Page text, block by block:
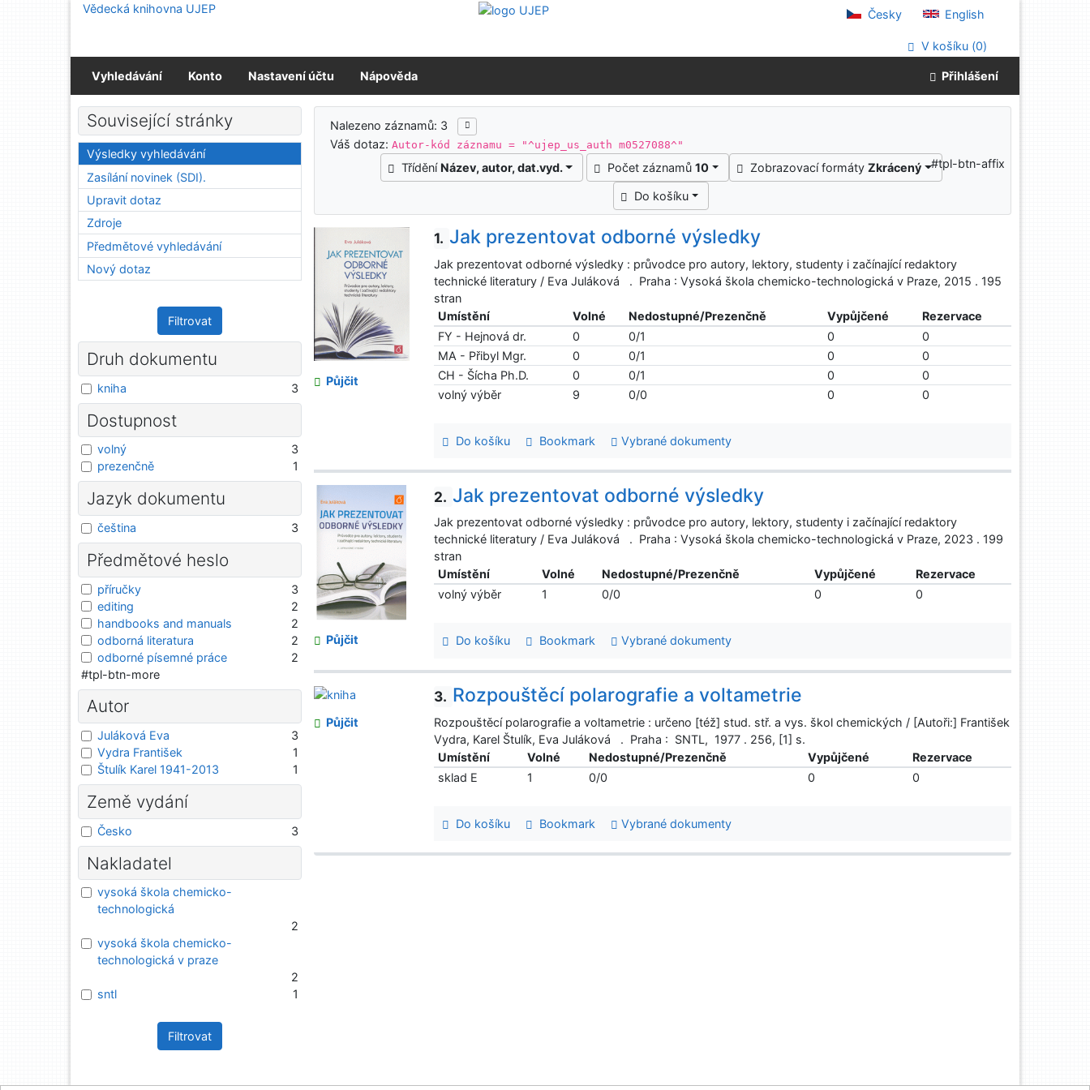
Přejít na obsah
Vědecká knihovna UJEP Česky English
V košíku (0)
Vyhledávání Konto Nastavení účtu Nápověda Přihlášení
Výsledky vyhledávání
Nalezeno záznamů: 3
Váš dotaz:Autor-kód záznamu = "^ujep_us_auth m0527088^"
Třídění Název, autor, dat.vyd. Počet záznamů10 Zobrazovací formátyZkrácený
Do košíku
#tpl-btn-affix
1. Jak prezentovat odborné výsledky
Jak prezentovat odborné výsledky : průvodce pro autory, lektory, studenty i začínající redaktory
technické literatury / Eva Juláková . Praha : Vysoká škola chemicko-technologická v Praze, 2015 . 195
stran
Umístění
Volné Nedostupné/Prezenčně Vypůjčené
Rezervace
FY - Hejnová dr.
0 0/1 0
0
MA - Přibyl Mgr.
0 0/1 0
0
CH - Šícha Ph.D.
0 0/1 0
0
volný výběr
9 0/0 0 0
Do košíku Bookmark Vybrané dokumenty
Půjčit
2. Jak prezentovat odborné výsledky
Jak prezentovat odborné výsledky : průvodce pro autory, lektory, studenty i začínající redaktory
technické literatury / Eva Juláková . Praha : Vysoká škola chemicko-technologická v Praze, 2023 . 199
stran
Umístění
Volné Nedostupné/Prezenčně Vypůjčené
Rezervace
volný výběr
1 0/0 0 0
Do košíku Bookmark Vybrané dokumenty
Půjčit
3. Rozpouštěcí polarografie a voltametrie
Rozpouštěcí polarografie a voltametrie : určeno [též] stud. stř. a vys. škol chemických / [Autoři:] František
Vydra, Karel Štulík, Eva Juláková . Praha : SNTL, 1977 . 256, [1] s.
Umístění
Volné Nedostupné/Prezenčně Vypůjčené
Rezervace
sklad E
1 0/0 0 0
Do košíku Bookmark Vybrané dokumenty
Půjčit
Související stránky
Výsledky vyhledávání
Zasílání novinek (SDI).
Upravit dotaz
Zdroje
Předmětové vyhledávání
Nový dotaz
Filtrovat
Druh dokumentu
kniha 3
Dostupnost
volný
3
prezenčně
1
Jazyk dokumentu
čeština 3
Předmětové heslo
příručky
3
editing
2
handbooks and manuals
2
odborná literatura
2
odborné písemné práce
2
#tpl-btn-more
Autor
Juláková Eva
3
Vydra František
1
Štulík Karel 1941-2013
1
Země vydání
Česko 3
Nakladatel
vysoká škola chemicko-
technologická
2
vysoká škola chemicko-
technologická v praze
2
sntl
1
Filtrovat